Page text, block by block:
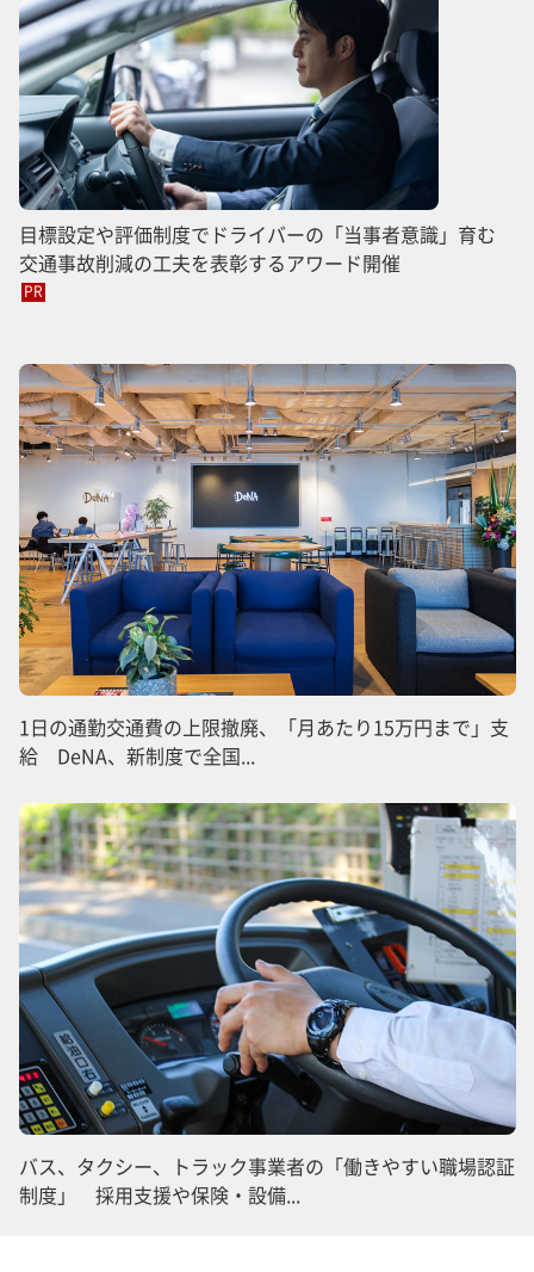
目標設定や評価制度でドライバーの「当事者意識」育む
交通事故削減の工夫を表彰するアワード開催
PR
1日の通勤交通費の上限撤廃、「月あたり15万円まで」支
給 DeNA、新制度で全国...
バス、タクシー、トラック事業者の「働きやすい職場認証
制度」 採用支援や保険・設備...